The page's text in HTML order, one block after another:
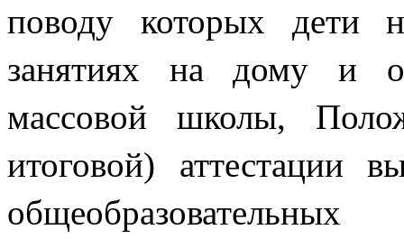
поводу которых дети
занятиях на дому и
массовой школы,
итоговой) аттестации